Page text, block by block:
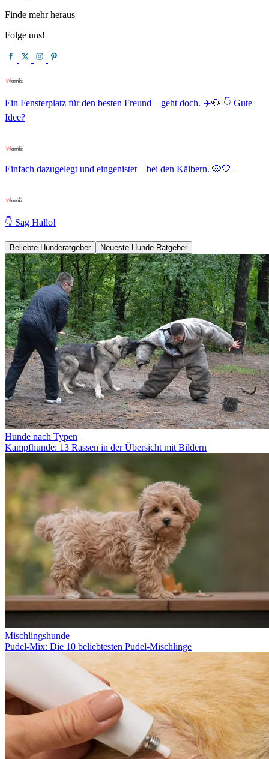
Finde mehr heraus
Folge uns!
Ein Fensterplatz für den besten Freund – geht doch. ✈️🐶 👇 Gute
Idee?
Einfach dazugelegt und eingenistet – bei den Kälbern. 🐶🤍
👇 Sag Hallo!
Beliebte Hunderatgeber Neueste Hunde-Ratgeber
Hunde nach Typen
Kampfhunde: 13 Rassen in der Übersicht mit Bildern
Mischlingshunde
Pudel-Mix: Die 10 beliebtesten Pudel-Mischlinge